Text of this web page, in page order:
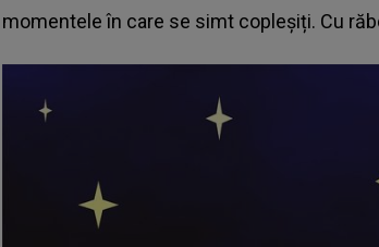
momentele în care se simt copleșiți. Cu